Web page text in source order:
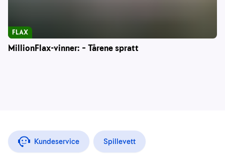
MillionFlax-vinner: – Tårene spratt
FLAX
Kundeservice Spillevett